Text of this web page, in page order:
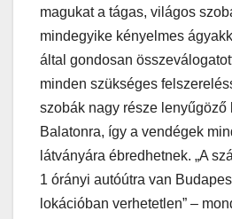
magukat a tágas, világos
mindegyike kényelmes
által gondosan
minden szükséges
szobák nagy része lenyűgöző
Balatonra, így a vendégek
látványára ébredhetnek. „A
1 órányi autóútra van
lokációban verhetetlen” –